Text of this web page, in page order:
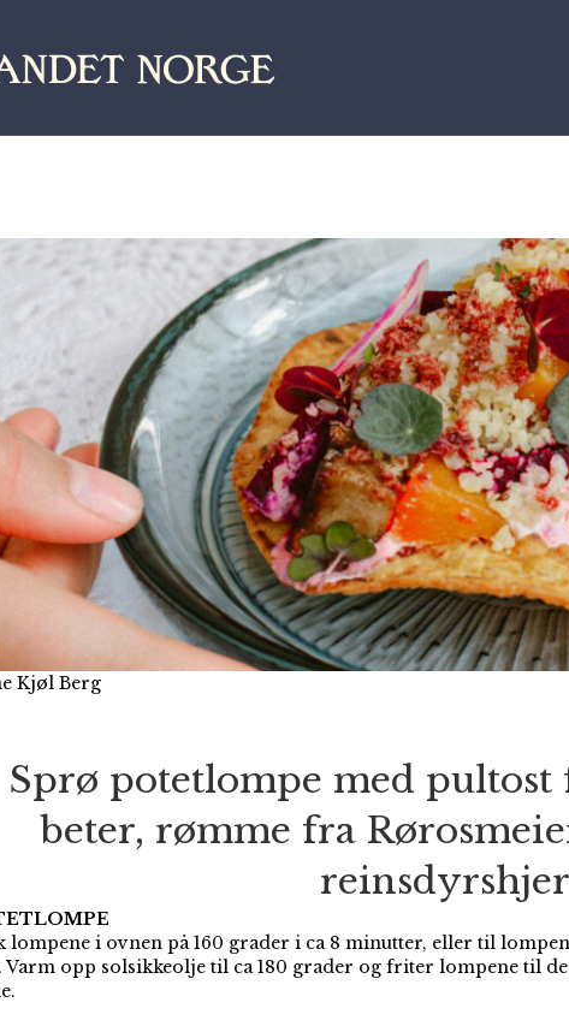
Kjøl Berg
Sprø potetlompe med
beter, rømme fra
lompene i ovnen på 160 grader i ca 8 minutter, eller til
opp solsikkeolje til ca 180 grader og friter lompene til